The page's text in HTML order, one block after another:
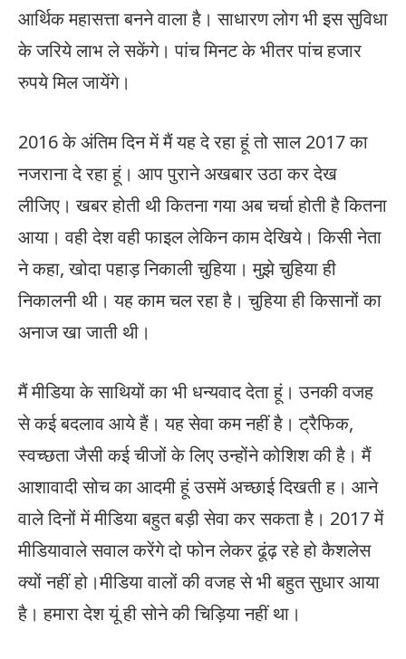
आर्थिक महासत्ता बनने वाला है। साधारण लोग भी इस सुविधा
के जरिये लाभ ले सकेंगे। पांच मिनट के भीतर पांच हजार
रुपये मिल जायेंगे।
2016 के अंतिम दिन में मैं यह दे रहा हूं तो साल 2017 का
नजराना दे रहा हूं। आप पुराने अखबार उठा कर देख
लीजिए। खबर होती थी कितना गया अब चर्चा होती है कितना
आया। वही देश वही फाइल लेकिन काम देखिये। किसी नेता
ने कहा, खोदा पहाड़ निकाली चुहिया। मुझे चुहिया ही
निकालनी थी। यह काम चल रहा है। चुहिया ही किसानों का
अनाज खा जाती थी।
मैं मीडिया के साथियों का भी धन्यवाद देता हूं। उनकी वजह
से कई बदलाव आये हैं। यह सेवा कम नहीं है। ट्रैफिक,
स्वच्छता जैसी कई चीजों के लिए उन्होंने कोशिश की है। मैं
आशावादी सोच का आदमी हूं उसमें अच्छाई दिखती ह। आने
वाले दिनों में मीडिया बहुत बड़ी सेवा कर सकता है। 2017 में
मीडियावाले सवाल करेंगे दो फोन लेकर ढूंढ़ रहे हो कैशलेस
क्यों नहीं हो।मीडिया वालों की वजह से भी बहुत सुधार आया
है। हमारा देश यूं ही सोने की चिड़िया नहीं था।